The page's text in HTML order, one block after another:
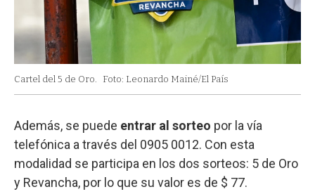
Cartel del 5 de Oro. Foto: Leonardo Mainé/El País
Además, se puede entrar al sorteo por la vía
telefónica a través del 0905 0012. Con esta
modalidad se participa en los dos sorteos: 5 de Oro
y Revancha, por lo que su valor es de $ 77.